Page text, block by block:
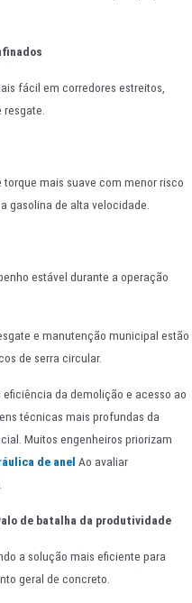
fácil em corredores estreitos,
resgate.
mais suave com menor risco
gasolina de alta velocidade.
estável durante a operação
e manutenção municipal estão
de serra circular.
da demolição e acesso ao
técnicas mais profundas da
Muitos engenheiros priorizam
de anel Ao avaliar
de batalha da produtividade
a solução mais eficiente para
geral de concreto.